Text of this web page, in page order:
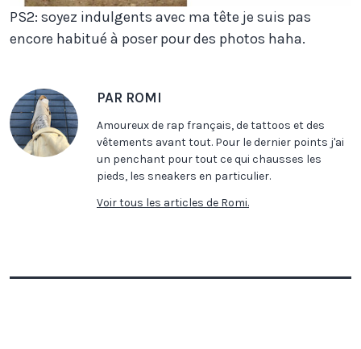
PS2: soyez indulgents avec ma tête je suis pas
encore habitué à poser pour des photos haha.
PAR ROMI
Amoureux de rap français, de tattoos et des
vêtements avant tout. Pour le dernier points j'ai
un penchant pour tout ce qui chausses les
pieds, les sneakers en particulier.
Voir tous les articles de Romi.